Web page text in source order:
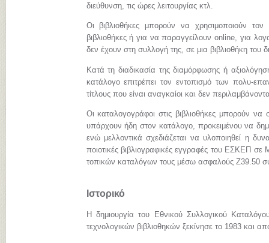
διεύθυνση, τις ώρες λειτουργίας κτλ.
Οι βιβλιοθήκες μπορούν να χρησιμοποιούν
βιβλιοθήκες ή για να παραγγείλουν online, για
δεν έχουν στη συλλογή της, σε μια βιβλιοθήκη του
Κατά τη διαδικασία της διαμόρφωσης ή
κατάλογο επιτρέπει τον εντοπισμό των πολυ-
τίτλους που είναι αναγκαίοι και δεν
Οι καταλογογράφοι στις βιβλιοθήκες μπορούν να
υπάρχουν ήδη στον κατάλογο, προκειμένου να
ενώ μελλοντικά σχεδιάζεται να υλοποιηθεί η
ποιοτικές βιβλιογραφικές εγγραφές του ΕΣΚΕΠ
τοπικών καταλόγων τους μέσω ασφαλούς Z39.50
Ιστορικό
Η δημιουργία του Εθνικού Συλλογικού
τεχνολογικών βιβλιοθηκών ξεκίνησε το 1983 και